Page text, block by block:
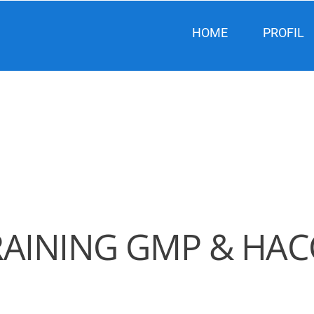
HOME PROFIL
GMP &